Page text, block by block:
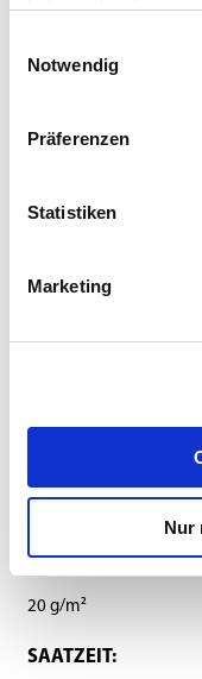
haben oder die sie
Notwendig
Präferenzen
Statistiken
Marketing
Nur
Kategorie:Rasen
Händler
Dieses Produkt
Anbauanleitung
SAATSTÄRKE:
20 g/m²
SAATZEIT: